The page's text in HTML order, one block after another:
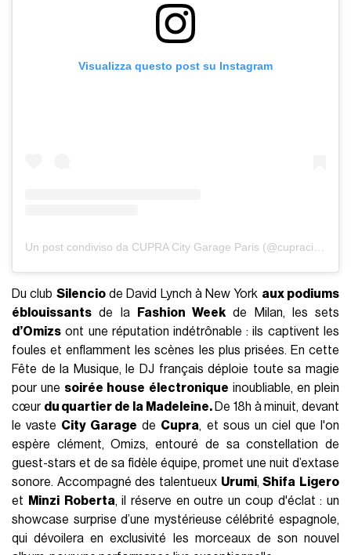
Visualizza questo post su Instagram
Du club Silenciode David Lynch à New York aux podiums
éblouissants de la Fashion Week de Milan, les sets
d’Omizs ont une réputation indétrônable : ils captivent les
foules et enflamment les scènes les plus prisées. En cette
Fête de la Musique, le DJ français déploie toute sa magie
pour une soirée house électronique inoubliable, en plein
cœur du quartier de la Madeleine.De 18h à minuit, devant
le vaste City Garage de Cupra, et sous un ciel que l'on
espère clément, Omizs, entouré de sa constellation de
guest-stars et de sa fidèle équipe, promet une nuit d’extase
sonore. Accompagné des talentueux Urumi,Shifa Ligero
et
Minzi Roberta, il réserve en outre un coup d'éclat : un
showcase surprise d’une mystérieuse célébrité espagnole,
qui dévoilera en exclusivité les morceaux de son nouvel